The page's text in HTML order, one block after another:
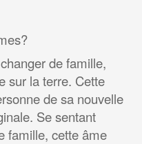
de famille,
sur la terre. Cette
de sa nouvelle
Se sentant
famille, cette âme